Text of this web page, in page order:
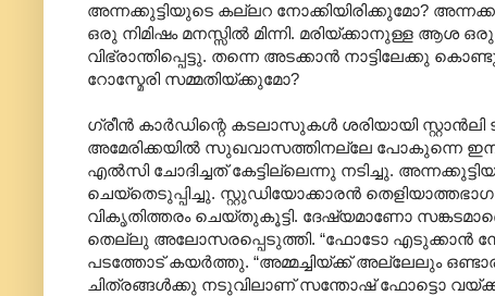
അന്നക്കുട്ടിയുടെ കല്ലറ നോക്കിയിരിക്കുമോ?
ഒരു നിമിഷം മനസ്സിൽ മിന്നി. മരിയ്ക്കാനുള്ള
വിഭ്രാന്തിപ്പെട്ടു. തന്നെ അടക്കാൻ നാട്ടിലേക്കു
റോസ്മേരി സമ്മതിയ്ക്കുമോ?
ഗ്രീൻ കാർഡിന്റെ കടലാസുകൾ ശരിയായി
അമേരിക്കയിൽ സുഖവാസത്തിനല്ലേ പോകുന്നെ
എൽസി ചോദിച്ചത് കേട്ടില്ലെന്നു നടിച്ചു.
ചെയ്തെടുപ്പിച്ചു. സ്റ്റുഡിയോക്കാരൻ
വികൃതിത്തരം ചെയ്തുകൂട്ടി. ദേഷ്യമാണോ
തെല്ലു അലോസരപ്പെടുത്തി. “ഫോടോ എടുക്കാൻ
പടത്തോട് കയർത്തു. “അമ്മച്ചിയ്ക്ക് അല്ലേലും
ചിത്രങ്ങൾക്കു നടുവിലാണ് സന്തോഷ് ഫോട്ടൊ